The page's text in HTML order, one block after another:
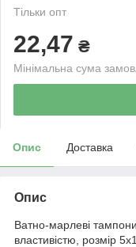
Тільки опт
22,47 ₴
Мінімальна сума
Опис Доставка
Опис
Ватно-марлеві
властивістю, розмір